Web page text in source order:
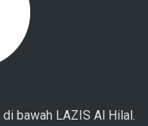
bawah LAZIS Al Hilal.